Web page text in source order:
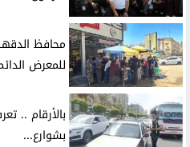
محافظ
للمعرض
بالأرقام ..
بشوارع...